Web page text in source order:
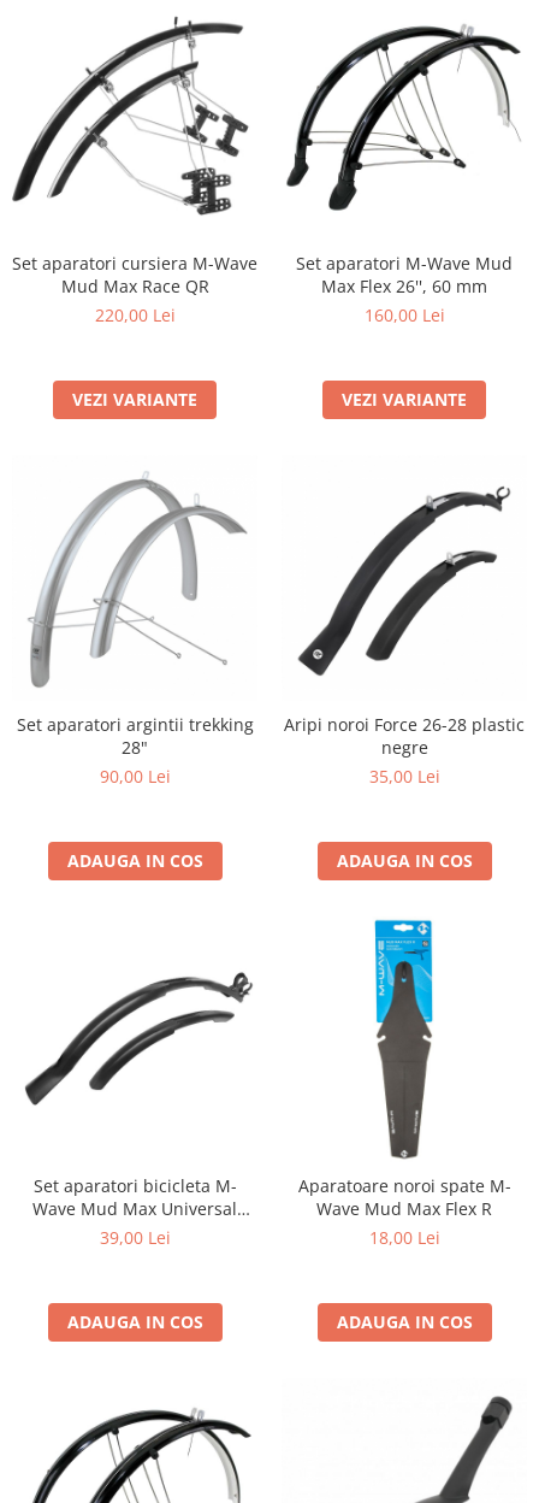
Set aparatori cursiera M-Wave
Mud Max Race QR
220,00 Lei
VEZI VARIANTE
Set aparatori M-Wave Mud
Max Flex 26'', 60 mm
160,00 Lei
VEZI VARIANTE
Set aparatori argintii trekking
28"
90,00 Lei
ADAUGA IN COS
Aripi noroi Force 26-28 plastic
negre
35,00 Lei
ADAUGA IN COS
Set aparatori bicicleta M-
Wave Mud Max Universal
HL 26”-29”
39,00 Lei
ADAUGA IN COS
Aparatoare noroi spate M-
Wave Mud Max Flex R
18,00 Lei
ADAUGA IN COS